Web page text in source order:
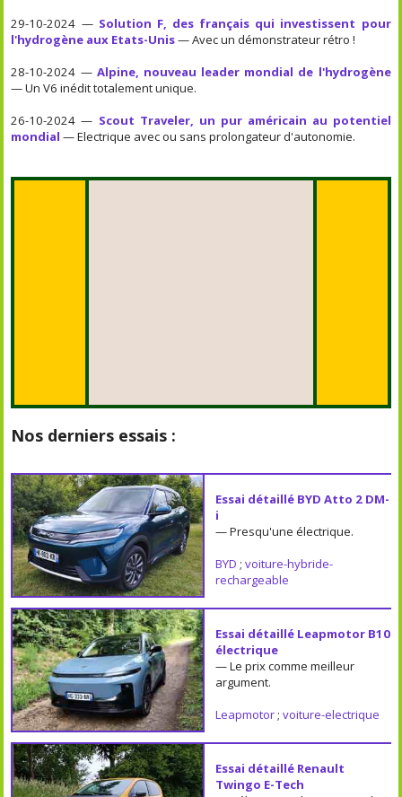
29-10-2024 — Solution F, des français qui investissent pour
l'hydrogène aux Etats-Unis— Avec un démonstrateur rétro !
28-10-2024 — Alpine, nouveau leader mondial de l'hydrogène
— Un V6 inédit totalement unique.
26-10-2024 — Scout Traveler, un pur américain au potentiel
mondial — Electrique avec ou sans prolongateur d'autonomie.
Nos derniers essais :
Essai détaillé BYD Atto 2 DM-
i
— Presqu'une électrique.
BYD ; voiture-hybride-
rechargeable
Essai détaillé Leapmotor B10
électrique
— Le prix comme meilleur
argument.
Leapmotor; voiture-electrique
Essai détaillé Renault
Twingo E-Tech